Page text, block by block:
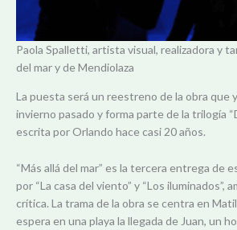
Paola Spalletti, artista visual, realizadora y
del mar y de Mendiolaza
La puesta será un reestreno de la obra que
invierno pasado y forma parte de la trilogía
escrita por Orlando hace casi 20 años.
“Más allá del mar” es la tercera entrega de
por “La casa del viento” y “Los iluminados”,
crítica. La trama de la obra se centra en
espera en una playa la llegada de Juan, un